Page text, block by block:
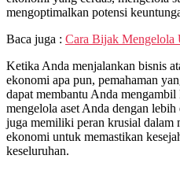
mengoptimalkan potensi
Baca juga : Cara Bijak Mengelola
Ketika Anda menjalankan bisnis
ekonomi apa pun, pemahaman
dapat membantu Anda
mengelola aset Anda dengan
juga memiliki peran krusial dalam
ekonomi untuk memastikan
keseluruhan.